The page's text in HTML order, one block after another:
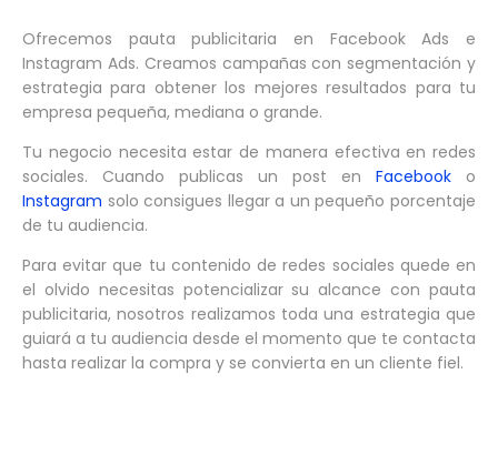
Ofrecemos pauta publicitaria en Facebook Ads e
Instagram Ads. Creamos campañas con segmentación y
estrategia para obtener los mejores resultados para tu
empresa pequeña, mediana o grande.
Tu negocio necesita estar de manera efectiva en redes
sociales. Cuando publicas un post en Facebook o
Instagram solo consigues llegar a un pequeño porcentaje
de tu audiencia.
Para evitar que tu contenido de redes sociales quede en
el olvido necesitas potencializar su alcance con pauta
publicitaria, nosotros realizamos toda una estrategia que
guiará a tu audiencia desde el momento que te contacta
hasta realizar la compra y se convierta en un cliente fiel.